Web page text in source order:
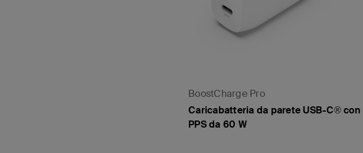
BoostCharge Pro
Caricabatteria da parete USB-C® con
PPS da 60 W